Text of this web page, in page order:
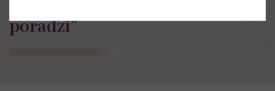
poradzi”